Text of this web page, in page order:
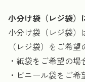
小分け袋（レジ袋）
小分け袋（レジ袋）
（レジ袋）をご希
・紙袋をご希望の場
・ビニール袋をご希